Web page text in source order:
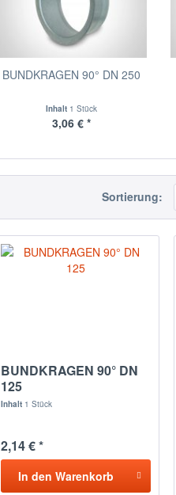
BUNDKRAGEN 90° DN 250
Inhalt 1 Stück
3,06 € *
Sortierung:
BUNDKRAGEN 90° DN
125
Inhalt 1 Stück
2,14 € *
In den Warenkorb